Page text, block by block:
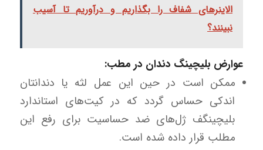
الاینرهای شفاف را بگذاریم و درآوریم تا آسیب
نبینند؟
عوارض بلیچینگ دندان در مطب:
ممکن است در حین این عمل لثه یا دندانتان
اندکی حساس گردد که در کیت‌های استاندارد
بلیچینگف ژل‌های ضد حساسیت برای رفع این
مطلب قرار داده شده است.